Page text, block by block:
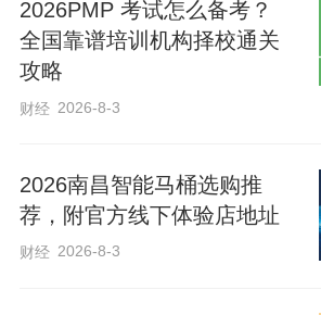
2026PMP 考试怎么备考？
全国靠谱培训机构择校通关
攻略
财经 2026-8-3
2026南昌智能马桶选购推
荐，附官方线下体验店地址
财经 2026-8-3